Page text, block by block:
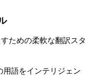
ための柔軟な翻訳スタ
語をインテリジェン